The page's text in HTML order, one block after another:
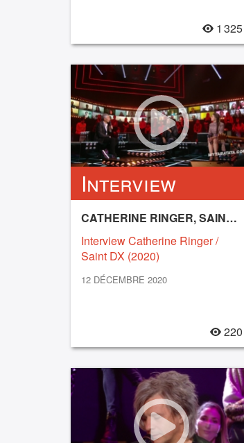
1 325
Interview
CATHERINE RINGER, SAINT DX
Interview Catherine Ringer /
Saint DX (2020)
12 DÉCEMBRE 2020
220